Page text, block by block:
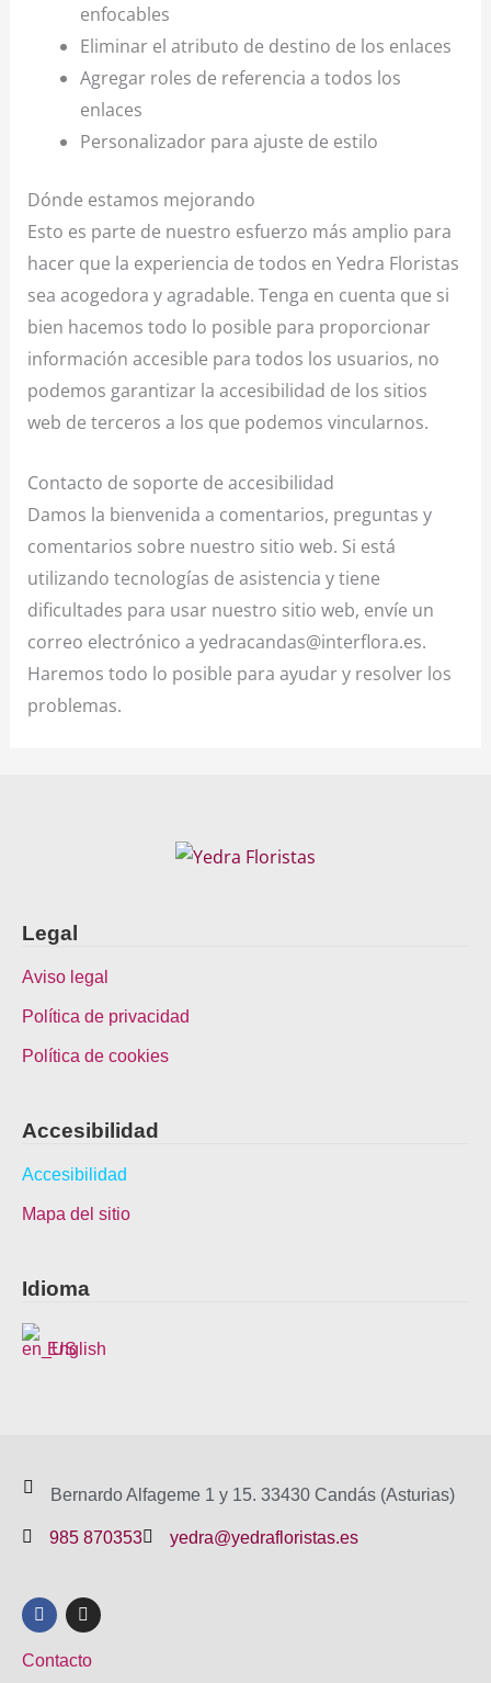
enfocables
Eliminar el atributo de destino de los enlaces
Agregar roles de referencia a todos los
enlaces
Personalizador para ajuste de estilo
Dónde estamos mejorando
Esto es parte de nuestro esfuerzo más amplio para
hacer que la experiencia de todos en Yedra Floristas
sea acogedora y agradable. Tenga en cuenta que si
bien hacemos todo lo posible para proporcionar
información accesible para todos los usuarios, no
podemos garantizar la accesibilidad de los sitios
web de terceros a los que podemos vincularnos.
Contacto de soporte de accesibilidad
Damos la bienvenida a comentarios, preguntas y
comentarios sobre nuestro sitio web. Si está
utilizando tecnologías de asistencia y tiene
dificultades para usar nuestro sitio web, envíe un
correo electrónico a yedracandas@interflora.es.
Haremos todo lo posible para ayudar y resolver los
problemas.
Legal
Aviso legal
Política de privacidad
Política de cookies
Accesibilidad
Accesibilidad
Mapa del sitio
Idioma
English
Bernardo Alfageme 1 y 15. 33430 Candás (Asturias)
985 870353 yedra@yedrafloristas.es
F
a
c
e
I
n
s
t
Contacto